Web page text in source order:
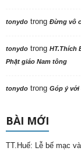
tonydo trong Đừng vô
tonydo trong HT.Thích
Phật giáo Nam tông
tonydo trong Góp ý với
BÀI MỚI
TT.Huế: Lễ bế mạc